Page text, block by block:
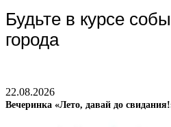
Будьте в курсе
города
22.08.2026
Вечеринка «Лето, давай до